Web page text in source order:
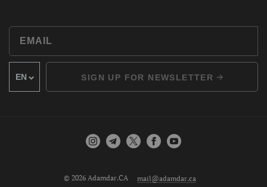
SIGN UP FOR NEWSLETTER
© 2026 Adamdar.CA mail@adamdar.ca